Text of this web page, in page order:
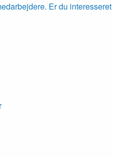
Er du interesseret